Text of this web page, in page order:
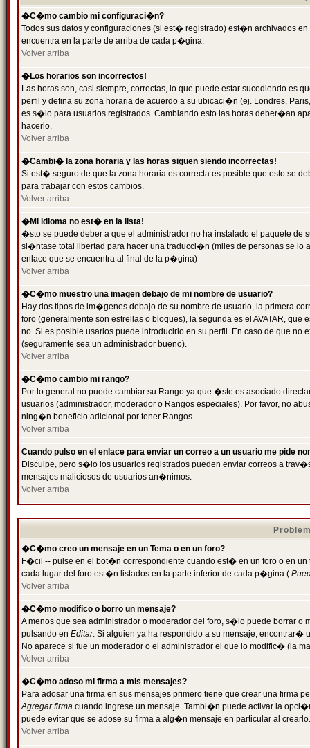
�C�mo cambio mi configuraci�n?
Todos sus datos y configuraciones (si est� registrado) est�n archivados
encuentra en la parte de arriba de cada p�gina.
Volver arriba
�Los horarios son incorrectos!
Las horas son, casi siempre, correctas, lo que puede estar sucediendo es
perfil y defina su zona horaria de acuerdo a su ubicaci�n (ej. Londres,
es s�lo para usuarios registrados. Cambiando esto las horas deber�an
hacerlo.
Volver arriba
�Cambi� la zona horaria y las horas siguen siendo incorrectas!
Si est� seguro de que la zona horaria es correcta es posible que esto se
para trabajar con estos cambios.
Volver arriba
�Mi idioma no est� en la lista!
�sto se puede deber a que el administrador no ha instalado el paquete
si�ntase total libertad para hacer una traducci�n (miles de personas se
enlace que se encuentra al final de la p�gina)
Volver arriba
�C�mo muestro una imagen debajo de mi nombre de usuario?
Hay dos tipos de im�genes debajo de su nombre de usuario, la primera
foro (generalmente son estrellas o bloques), la segunda es el AVATAR,
no. Si es posible usarlos puede introducirlo en su perfil. En caso de que
(seguramente sea un administrador bueno).
Volver arriba
�C�mo cambio mi rango?
Por lo general no puede cambiar su Rango ya que �ste es asociado
usuarios (administrador, moderador o Rangos especiales). Por favor, no
ning�n beneficio adicional por tener Rangos.
Volver arriba
Cuando pulso en el enlace para enviar un correo a un usuario me pide
Disculpe, pero s�lo los usuarios registrados pueden enviar correos a
mensajes maliciosos de usuarios an�nimos.
Volver arriba
�C�mo creo un mensaje en un Tema o en un foro?
F�cil -- pulse en el bot�n correspondiente cuando est� en un foro o en
cada lugar del foro est�n listados en la parte inferior de cada p�gina (
Volver arriba
�C�mo modifico o borro un mensaje?
A menos que sea administrador o moderador del foro, s�lo puede borrar o
pulsando en Editar. Si alguien ya ha respondido a su mensaje, encontrar�
No aparece si fue un moderador o el administrador el que lo modific� (la
Volver arriba
�C�mo adoso mi firma a mis mensajes?
Para adosar una firma en sus mensajes primero tiene que crear una firma
Agregar firma cuando ingrese un mensaje. Tambi�n puede activar la
puede evitar que se adose su firma a alg�n mensaje en particular al crearlo.
Volver arriba